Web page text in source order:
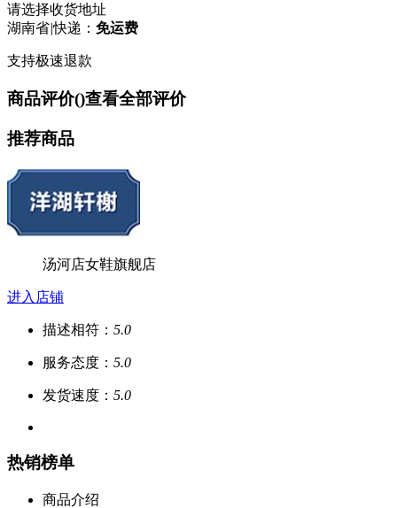
请选择收货地址
湖南省|快递： 免运费
支持极速退款
商品评价()查看全部评价
推荐商品
汤河店女鞋旗舰店
进入店铺
描述相符： 5.0
服务态度： 5.0
发货速度： 5.0
热销榜单
商品介绍